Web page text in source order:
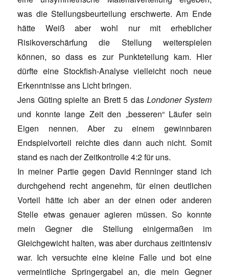
was die Stellungsbeurteilung erschwerte. Am Ende
hätte Weiß aber wohl nur mit erheblicher
Risikoverschärfung die Stellung weiterspielen
können, so dass es zur Punkteteilung kam. Hier
dürfte eine Stockfish-Analyse vielleicht noch neue
Erkenntnisse ans Licht bringen.
Jens Güting spielte an Brett 5 dasLondoner System
und konnte lange Zeit den „besseren“ Läufer sein
Eigen nennen. Aber zu einem gewinnbaren
Endspielvorteil reichte dies dann auch nicht. Somit
stand es nach der Zeitkontrolle 4:2 für uns.
In meiner Partie gegen David Renninger stand ich
durchgehend recht angenehm, für einen deutlichen
Vorteil hätte ich aber an der einen oder anderen
Stelle etwas genauer agieren müssen. So konnte
mein Gegner die Stellung einigermaßen im
Gleichgewicht halten, was aber durchaus zeitintensiv
war. Ich versuchte eine kleine Falle und bot eine
vermeintliche Springergabel an, die mein Gegner